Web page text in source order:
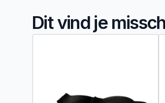
Dit vind je